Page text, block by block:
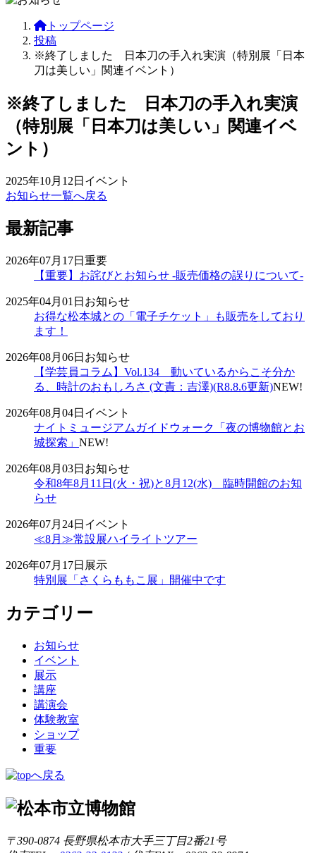
トップページ
投稿
※終了しました 日本刀の手入れ実演（特別展「日本
刀は美しい」関連イベント）
※終了しました 日本刀の手入れ実演
（特別展「日本刀は美しい」関連イベ
ント）
2025年10月12日 イベント
お知らせ一覧へ戻る
最新記事
2026年07月17日 重要
【重要】お詫びとお知らせ -販売価格の誤りについて-
2025年04月01日 お知らせ
お得な松本城との「電子チケット」も販売をしており
ます！
2026年08月06日 お知らせ
【学芸員コラム】Vol.134 動いているからこそ分か
る、時計のおもしろさ (文責：吉澤)(R8.8.6更新)NEW!
2026年08月04日 イベント
ナイトミュージアムガイドウォーク「夜の博物館とお
城探索」 NEW!
2026年08月03日 お知らせ
令和8年8月11日(火・祝)と8月12(水) 臨時開館のお知
らせ
2026年07月24日 イベント
≪8月≫常設展ハイライトツアー
2026年07月17日 展示
特別展「さくらももこ展」開催中です
カテゴリー
お知らせ
イベント
展示
講座
講演会
体験教室
ショップ
重要
〒390-0874 長野県松本市大手三丁目2番21号